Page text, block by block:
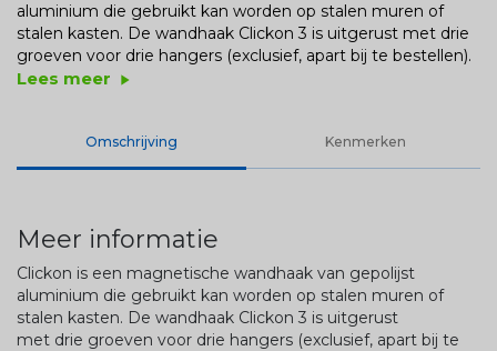
aluminium die gebruikt kan worden op stalen muren of
stalen kasten. De wandhaak Clickon 3 is uitgerust met drie
groeven voor drie hangers (exclusief, apart bij te bestellen).
Lees meer play_arrow
Omschrijving Kenmerken
Meer informatie
Clickon is een magnetische wandhaak van gepolijst
aluminium die gebruikt kan worden op stalen muren of
stalen kasten. De wandhaak Clickon 3 is uitgerust
met drie groeven voor drie hangers (exclusief, apart bij te